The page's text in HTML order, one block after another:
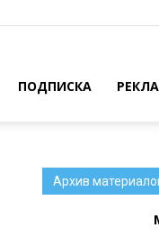
ПОДПИСКА
Архив